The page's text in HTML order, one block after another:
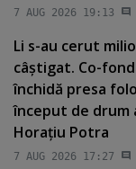
7 AUG 2026 19:13
Li s-au cerut
câştigat. Co-
închidă presa
început de drum
Horaţiu Potra
7 AUG 2026 17:27